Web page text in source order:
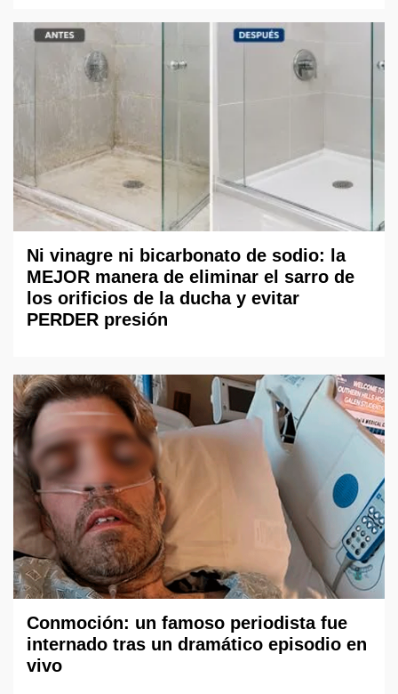
Ni vinagre ni bicarbonato de sodio: la
MEJOR manera de eliminar el sarro de
los orificios de la ducha y evitar
PERDER presión
Conmoción: un famoso periodista fue
internado tras un dramático episodio en
vivo